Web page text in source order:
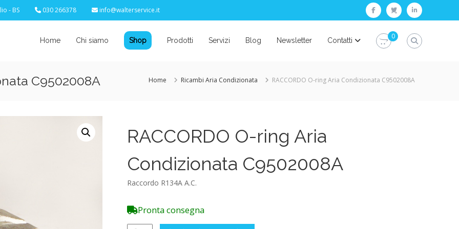
- BS 030 266378 info@walterservice.it facebooktwitterlinkedin
Home Chi siamo Shop Prodotti Servizi Blog Newsletter Contatti
0
C9502008A Home Ricambi Aria Condizionata RACCORDO O-ring Aria Condizionata C9502008A
RACCORDO O-ring Aria
Condizionata C9502008A
Raccordo R134A A.C.
Pronta consegna